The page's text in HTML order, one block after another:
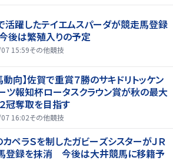
活躍したテイエムスパーダが競走馬登録
は繁殖入りの予定
15:59その他競技
動向】佐賀で重賞７勝のサキドリトッケン
ツ報知杯ロータスクラウン賞が秋の最大
冠奪取を目指す
16:02その他競技
カペラＳを制したガビーズシスターがＪＲ
登録を抹消 今後は大井競馬に移籍予